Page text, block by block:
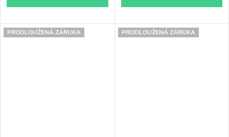
PRODLOUŽENÁ ZÁRUKA PRODLOUŽENÁ ZÁRUKA